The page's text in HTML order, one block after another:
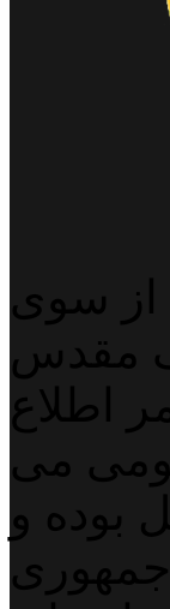
پایگاه خبری خبربین آنلاین به شماره ثبت ۸۹۱۵۵ از سوی
مقدس
اطلاع
می
بوده و
جمهوری